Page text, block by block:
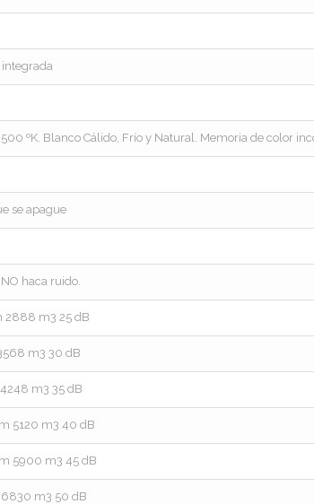
ºK. Blanco Cálido, Frío y Natural. Memoria de color
se apague
haca ruido.
2888 m3 25 dB
m3 30 dB
m3 35 dB
5120 m3 40 dB
5900 m3 45 dB
m3 50 dB